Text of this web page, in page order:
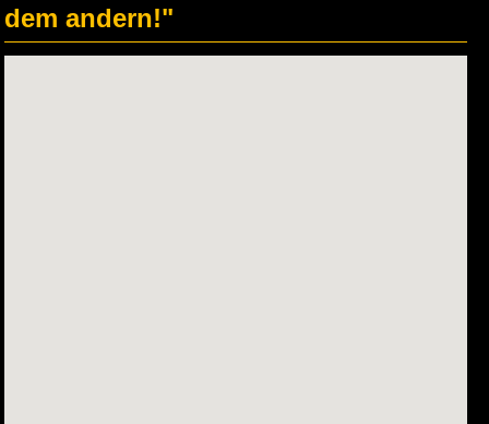
dem andern!"